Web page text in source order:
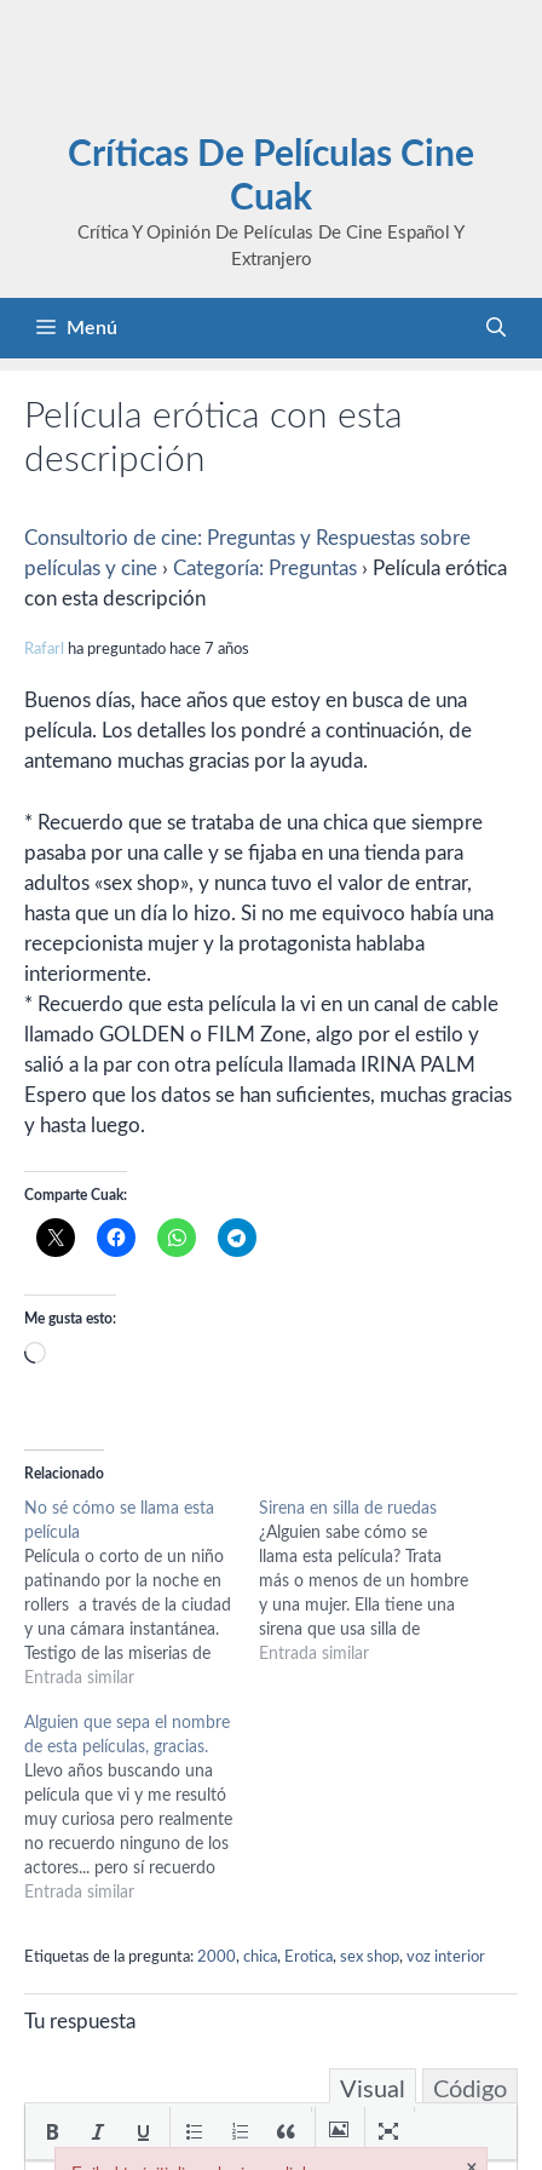
Críticas De Películas Cine
Cuak
Crítica Y Opinión De Películas De Cine Español Y
Extranjero
Menú
Película erótica con esta
descripción
Consultorio de cine: Preguntas y Respuestas sobre
películas y cine › Categoría: Preguntas › Película erótica
con esta descripción
Rafarl ha preguntado hace 7 años
Buenos días, hace años que estoy en busca de una
película. Los detalles los pondré a continuación, de
antemano muchas gracias por la ayuda.
* Recuerdo que se trataba de una chica que siempre
pasaba por una calle y se fijaba en una tienda para
adultos «sex shop», y nunca tuvo el valor de entrar,
hasta que un día lo hizo. Si no me equivoco había una
recepcionista mujer y la protagonista hablaba
interiormente.
* Recuerdo que esta película la vi en un canal de cable
llamado GOLDEN o FILM Zone, algo por el estilo y
salió a la par con otra película llamada IRINA PALM
Espero que los datos se han suficientes, muchas gracias
y hasta luego.
Comparte Cuak:
Me gusta esto:
Cargando...
Relacionado
No sé cómo se llama esta
película
Película o corto de un niño
patinando por la noche en
rollers a través de la ciudad
y una cámara instantánea.
Testigo de las miserias de
sus personajes. Según
filmado en blanco y Negro,
supongo de los años 90.
Muchas gracias y saludos
para todos.
Entrada similar
Sirena en silla de ruedas
¿Alguien sabe cómo se
llama esta película? Trata
más o menos de un hombre
y una mujer. Ella tiene una
sirena que usa silla de
ruedas cuando está fuera
Entrada similar
Alguien que sepa el nombre
de esta películas, gracias.
Llevo años buscando una
película que vi y me resultó
muy curiosa pero realmente
no recuerdo ninguno de los
actores... pero sí recuerdo
un par de escenas. El
medieval, recuerdo que
tenía algo que ver con la
realeza. Una de las
Entrada similar
Etiquetas de la pregunta: 2000, chica, Erotica, sex shop, voz interior
Tu respuesta
Visual Código